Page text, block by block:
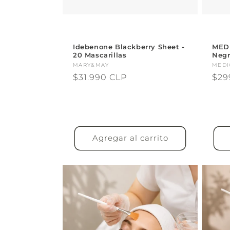
Idebenone Blackberry Sheet -
20 Mascarillas
Proveedor:
MARY&MAY
Precio
$31.990 CLP
Agregar al carrito